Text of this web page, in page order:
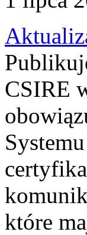
CSIRE
które